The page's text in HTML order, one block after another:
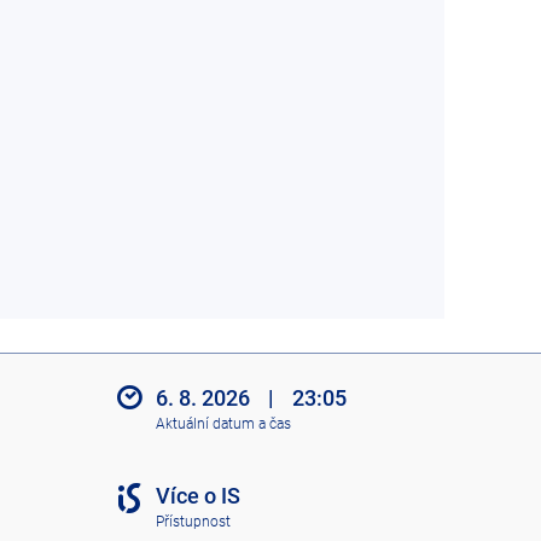
6. 8. 2026 | 23:05
Aktuální datum a čas
Více o IS
Přístupnost